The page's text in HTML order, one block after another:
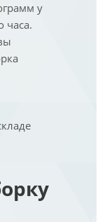
у
часа.